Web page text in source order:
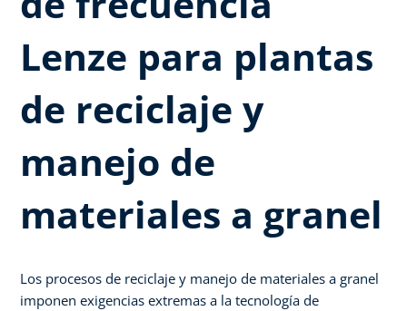
Lenze para plantas
de reciclaje y
manejo de
materiales a granel
Los procesos de reciclaje y manejo de materiales a granel
imponen exigencias extremas a la tecnología de